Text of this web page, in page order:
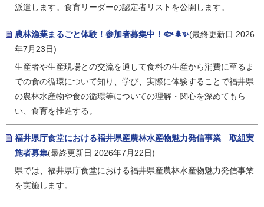
派遣します。食育リーダーの認定者リストを公開します。
農林漁業まるごと体験！参加者募集中！🐟🌲✨(最終更新日 2026
年7月23日)
生産者や生産現場との交流を通して食料の生産から消費に至るま
での食の循環について知り、学び、実際に体験することで福井県
の農林水産物や食の循環等についての理解・関心を深めてもら
い、食育を推進する。
福井県庁食堂における福井県産農林水産物魅力発信事業 取組実
施者募集(最終更新日 2026年7月22日)
県では、福井県庁食堂における福井県産農林水産物魅力発信事業
を実施します。